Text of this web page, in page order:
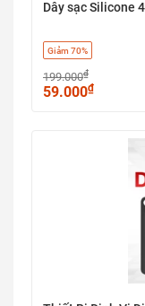
Dây sạc Silicone
Giảm 70%
199.000₫
59.000₫